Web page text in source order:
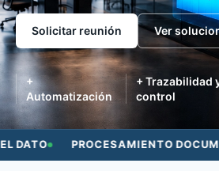
Solicitar reunión Ver
+
Automatización
+ Trazabilidad
control
Analítica y BI, Integración y
PROCESAMIENTO